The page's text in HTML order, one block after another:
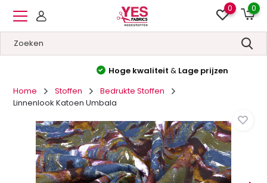
0 0
Hoge kwaliteit&Lage prijzen
Home
Stoffen
Bedrukte Stoffen
Linnenlook Katoen Umbala